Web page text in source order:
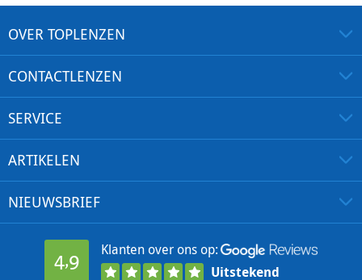
OVER TOPLENZEN
CONTACTLENZEN
SERVICE
ARTIKELEN
NIEUWSBRIEF
4,9
Klanten over ons op:
Uitstekend